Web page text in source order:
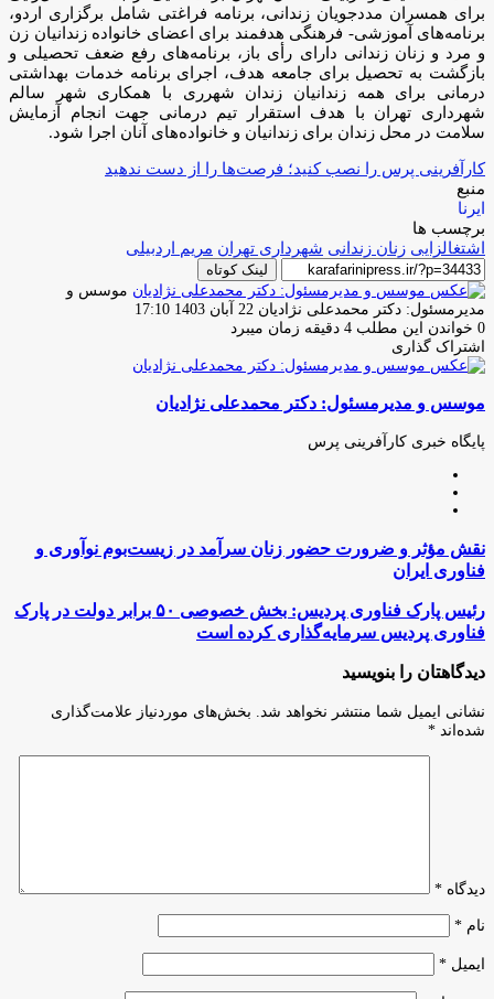
برای همسران مددجویان زندانی، برنامه فراغتی شامل برگزاری اردو،
برنامه‌های آموزشی- فرهنگی هدفمند برای اعضای خانواده زندانیان زن
و مرد و زنان زندانی دارای رأی باز، برنامه‌های رفع ضعف تحصیلی و
بازگشت به تحصیل برای جامعه هدف، اجرای برنامه خدمات بهداشتی
درمانی برای همه زندانیان زندان شهرری با همکاری شهر سالم
شهرداری تهران با هدف استقرار تیم درمانی جهت انجام آزمایش
سلامت در محل زندان برای زندانیان و خانواده‌های آنان اجرا شود.
کارآفرینی پرس را نصب کنید؛ فرصت‌ها را از دست ندهید
منبع
ایرنا
برچسب ها
اشتغالزایی زنان زندانی شهرداری تهران مریم اردبیلی
لینک کوتاه
موسس و
مدیرمسئول: دکتر محمدعلی نژادیان ارسال
ایمیل
22 آبان 1403 17:10
0 خواندن این مطلب 4 دقیقه زمان میبرد
اشتراک گذاری
فیس
توئیتر
لینکدین
واتس
تلگرام
اشتراک
از
ایمیل
چاپ
موسس و مدیرمسئول: دکتر محمدعلی نژادیان
پایگاه خبری کارآفرینی پرس
نقش
مؤثر
و
ضرورت
حضور
زنان
سرآمد
در
نوآوری
و
نقش مؤثر و ضرورت حضور زنان سرآمد در زیست‌بوم نوآوری و
فناوری ایران
رئیس
پارک
فناوری
پردیس:
بخش
خصوصی
۵۰
برابر
است
رئیس پارک فناوری پردیس: بخش خصوصی ۵۰ برابر دولت در پارک
فناوری پردیس سرمایه‌گذاری کرده است
دیدگاهتان را بنویسید
نشانی ایمیل شما منتشر نخواهد شد.
بخش‌های موردنیاز علامت‌گذاری
شده‌اند *
دیدگاه *
نام *
ایمیل *